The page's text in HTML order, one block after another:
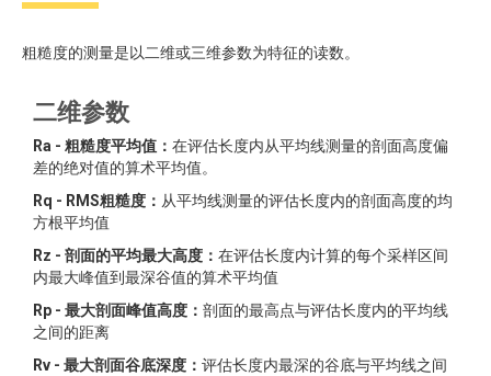
粗糙度的测量是以二维或三维参数为特征的读数。
二维参数
Ra - 粗糙度平均值： 在评估长度内从平均线测量的剖面高度偏
差的绝对值的算术平均值。
Rq - RMS粗糙度： 从平均线测量的评估长度内的剖面高度的均
方根平均值
Rz - 剖面的平均最大高度： 在评估长度内计算的每个采样区间
内最大峰值到最深谷值的算术平均值
Rp - 最大剖面峰值高度： 剖面的最高点与评估长度内的平均线
之间的距离
Rv - 最大剖面谷底深度： 评估长度内最深的谷底与平均线之间